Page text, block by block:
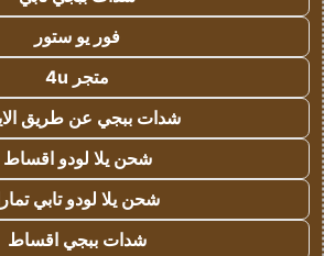
فور يو ستور
متجر 4u
شدات ببجي عن طريق
شحن يلا لودو اقساط
شحن يلا لودو تابي
شدات ببجي اقساط